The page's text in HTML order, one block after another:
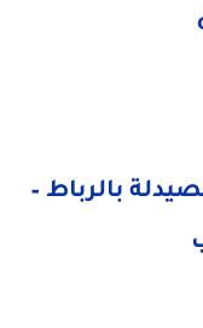
بالرباط –